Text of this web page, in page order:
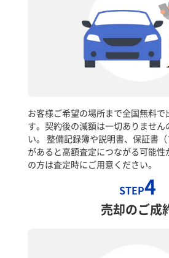
お客様ご希望の場所まで全国無料で
す。契約後の減額は一切ありません
い。 整備記録簿や説明書、保証書
があると高額査定につながる可能性
の方は査定時にご用意ください。
STEP4
売却のご成